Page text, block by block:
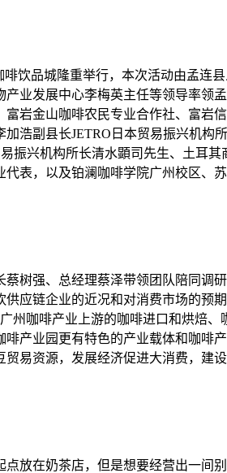
饮品城隆重举行，本次活动由孟连
业发展中心李梅英主任等领导率领
岩金山咖啡农民专业合作社、富岩
浩副县长JETRO日本贸易振兴机
振兴机构所长清水顕司先生、土耳
表，以及铂澜咖啡学院广州校区、
树强、总经理蔡泽带领团队陪同调
应链企业的近况和对消费市场的
咖啡产业上游的咖啡进口和烘焙、
业园更有特色的产业载体和咖啡
易资源，发展经济促进大消费，建
放在奶茶店，但是想要经营出一间